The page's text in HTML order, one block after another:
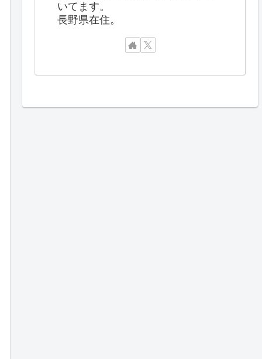
いてます。
長野県在住。